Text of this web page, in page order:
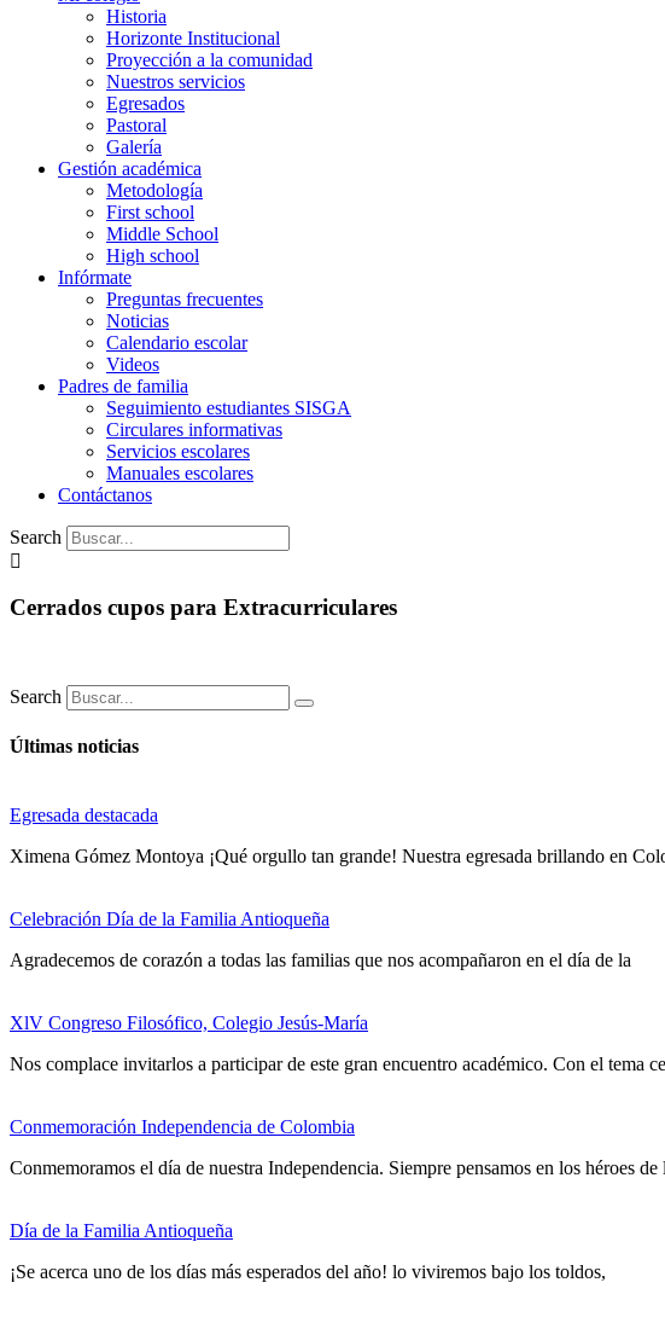
Historia
Horizonte Institucional
Proyección a la comunidad
Nuestros servicios
Egresados
Pastoral
Galería
Gestión académica
Metodología
First school
Middle School
High school
Infórmate
Preguntas frecuentes
Noticias
Calendario escolar
Videos
Padres de familia
Seguimiento estudiantes SISGA
Circulares informativas
Servicios escolares
Manuales escolares
Contáctanos
Search
Cerrados cupos para Extracurriculares
Search
Últimas noticias
Egresada destacada
Ximena Gómez Montoya ¡Qué orgullo tan grande! Nuestra egresada brillando en
Celebración Día de la Familia Antioqueña
Agradecemos de corazón a todas las familias que nos acompañaron en el día de la
XlV Congreso Filosófico, Colegio Jesús-María
Nos complace invitarlos a participar de este gran encuentro académico. Con el tema
Conmemoración Independencia de Colombia
Conmemoramos el día de nuestra Independencia. Siempre pensamos en los héroes
Día de la Familia Antioqueña
¡Se acerca uno de los días más esperados del año! lo viviremos bajo los toldos,